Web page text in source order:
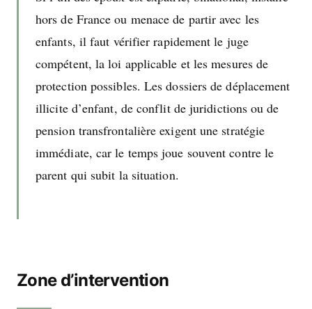
hors de France ou menace de partir avec les
enfants, il faut vérifier rapidement le juge
compétent, la loi applicable et les mesures de
protection possibles. Les dossiers de déplacement
illicite d’enfant, de conflit de juridictions ou de
pension transfrontalière exigent une stratégie
immédiate, car le temps joue souvent contre le
parent qui subit la situation.
Zone d’intervention